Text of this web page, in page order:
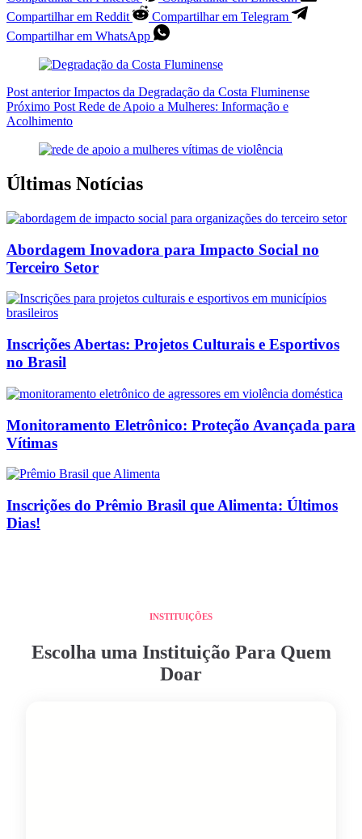
Compartilhar em Reddit
Compartilhar em Telegram
Compartilhar em WhatsApp
Post anteriorImpactos da Degradação da Costa Fluminense
Próximo Post Rede de Apoio a Mulheres: Informação e
Acolhimento
Últimas Notícias
Abordagem Inovadora para Impacto Social no
Terceiro Setor
Inscrições Abertas: Projetos Culturais e Esportivos
no Brasil
Monitoramento Eletrônico: Proteção Avançada para
Vítimas
Inscrições do Prêmio Brasil que Alimenta: Últimos
Dias!
INSTITUIÇÕES
Escolha uma Instituição Para Quem
Doar